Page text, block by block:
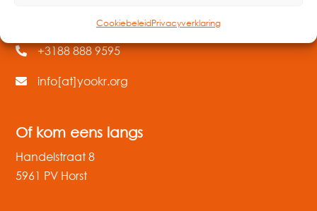
CookiebeleidPrivacyverklaring
Neem vrijblijvend contact op
+3188 888 9595
info[at]yookr.org
Of kom eens langs
Handelstraat 8
5961 PV Horst